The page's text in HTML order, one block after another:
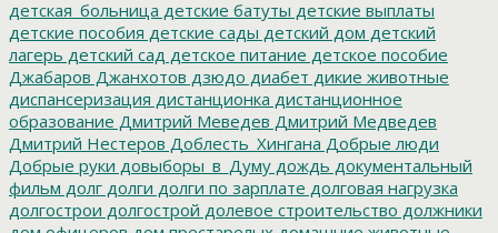
детская_больница детские батуты детские выплаты
детские пособия детские сады детский дом детский
лагерь детский сад детское питание детское пособие
Джабаров Джанхотов дзюдо диабет дикие животные
диспансеризация дистанционка дистанционное
образование Дмитрий Меведев Дмитрий Медведев
Дмитрий Нестеров Доблесть_Хингана Добрые люди
Добрые руки довыборы_в_Думу дождь документальный
фильм долг долги долги по зарплате долговая нагрузка
долгострои долгострой долевое строительство должники